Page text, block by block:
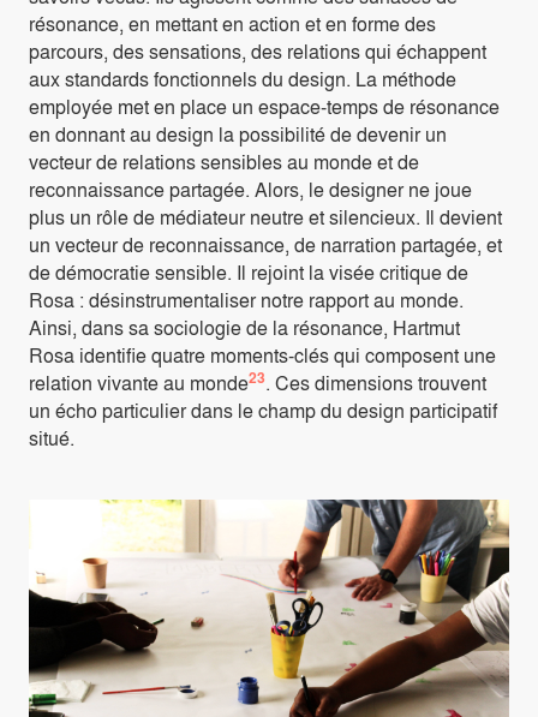
résonance, en mettant en action et en forme des
parcours, des sensations, des relations qui échappent
aux standards fonctionnels du design. La méthode
employée met en place un espace-temps de résonance
en donnant au design la possibilité de devenir un
vecteur de relations sensibles au monde et de
reconnaissance partagée. Alors, le designer ne joue
plus un rôle de médiateur neutre et silencieux. Il devient
un vecteur de reconnaissance, de narration partagée, et
de démocratie sensible. Il rejoint la visée critique de
Rosa : désinstrumentaliser notre rapport au monde.
Ainsi, dans sa sociologie de la résonance, Hartmut
Rosa identifie quatre moments-clés qui composent une
relation vivante au monde23. Ces dimensions trouvent
un écho particulier dans le champ du design participatif
situé.